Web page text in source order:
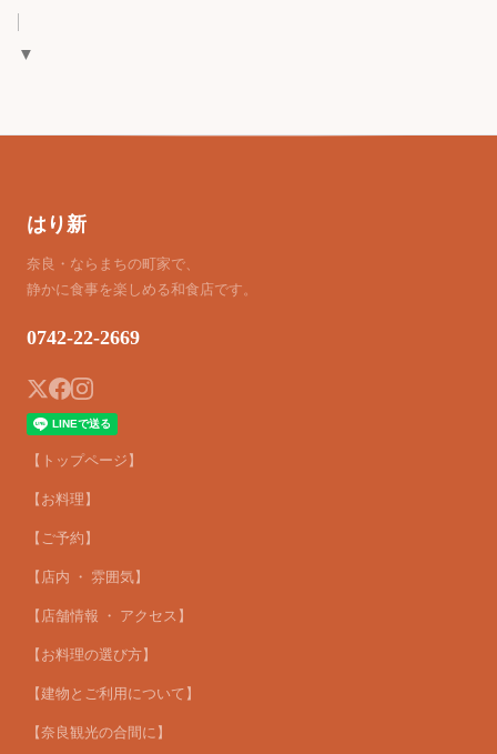
▼
はり新
奈良・ならまちの町家で、
静かに食事を楽しめる和食店です。
0742-22-2669
【トップページ】
【お料理】
【ご予約】
【店内 ・ 雰囲気】
【店舗情報 ・ アクセス】
【お料理の選び方】
【建物とご利用について】
【奈良観光の合間に】